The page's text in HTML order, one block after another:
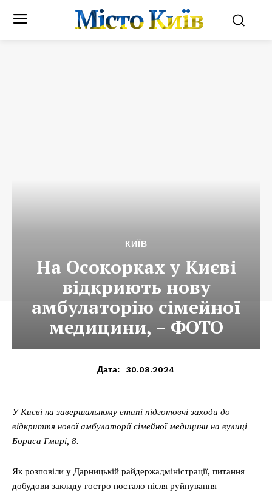
Місто Київ
КИЇВ
На Осокорках у Києві
відкриють нову
амбулаторію сімейної
медицини, – ФОТО
Дата: 30.08.2024
У Києві на завершальному етапі підготовчі заходи до
відкриття нової амбулаторії сімейної медицини на вулиці
Бориса Гмирі, 8.
Як розповіли у Дарницькій райдержадміністрації, питання
добудови закладу гостро постало після руйнування